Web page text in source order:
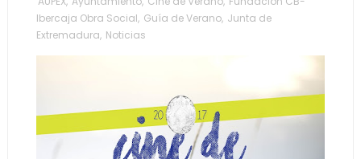
Ibercaja Obra Social, Guía de Verano, Junta de
Extremadura, Noticias